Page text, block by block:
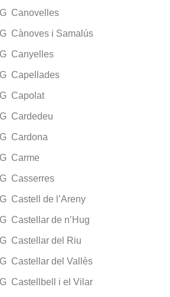
Canovelles
Cànoves i Samalús
Canyelles
Capellades
Capolat
Cardedeu
Cardona
Carme
Casserres
Castell de l’Areny
Castellar de n’Hug
Castellar del Riu
Castellar del Vallès
Castellbell i el Vilar